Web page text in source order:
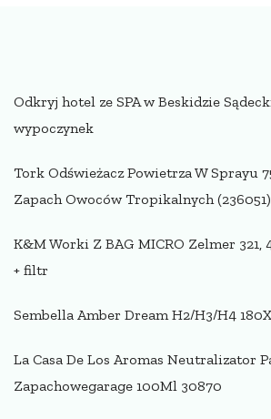
Odkryj hotel ze SPA w Beskidzie
wypoczynek
Tork Odświeżacz Powietrza W Sprayu
Zapach Owoców Tropikalnych (236051)
K&M Worki Z BAG MICRO Zelmer 321,
+ filtr
Sembella Amber Dream H2/H3/H4
La Casa De Los Aromas Neutralizator
Zapachowegarage 100Ml 30870